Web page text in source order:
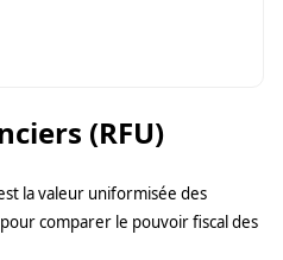
(RFU)
la valeur uniformisée des
comparer le pouvoir fiscal des